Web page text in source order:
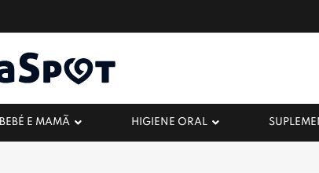
BEBÉ E MAMÃ HIGIENE ORAL